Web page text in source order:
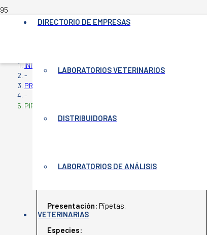
DIRECTORIO DE EMPRESAS
LABORATORIOS VETERINARIOS
DISTRIBUIDORAS
LABORATORIOS DE ANÁLISIS
VETERINARIAS
INICIO
-
PRODUCTOS VETERINARIOS
-
PIPETOON
Presentación: Pipetas.
Especies: